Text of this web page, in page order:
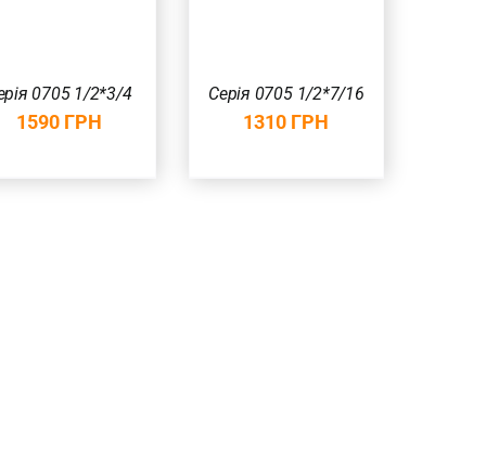
0705 1/2*3/4
1590 ГРН
Серія 0705 1/2*7/16
1310 ГРН